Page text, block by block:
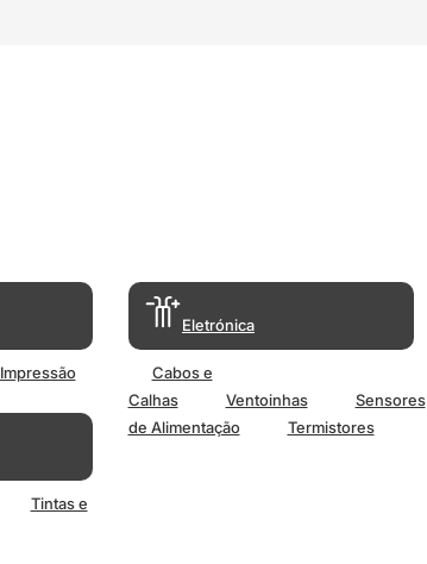
Impressão
Tintas e
Eletrónica
Cabos e
Calhas
Ventoinhas Sensores
de Alimentação
Termistores